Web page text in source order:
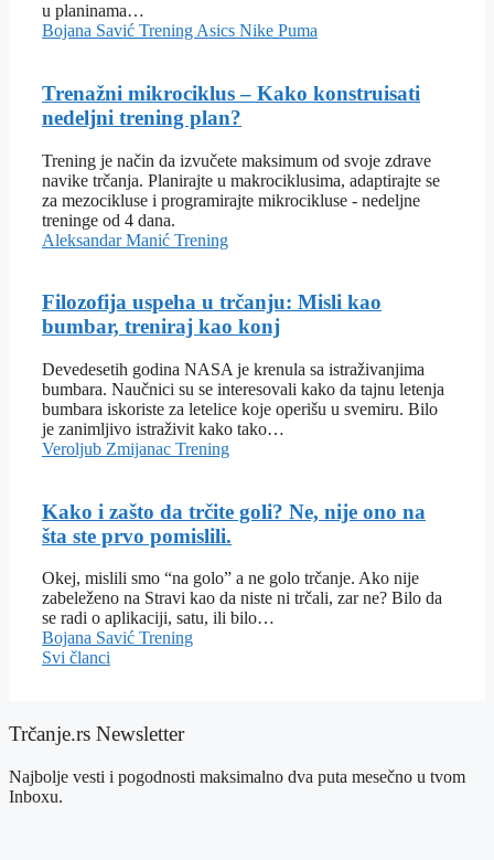
u planinama…
Bojana Savić Trening Asics Nike Puma
Trenažni mikrociklus – Kako konstruisati
nedeljni trening plan?
Trening je način da izvučete maksimum od svoje zdrave
navike trčanja. Planirajte u makrociklusima, adaptirajte se
za mezocikluse i programirajte mikrocikluse - nedeljne
treninge od 4 dana.
Aleksandar Manić Trening
Filozofija uspeha u trčanju: Misli kao
bumbar, treniraj kao konj
Devedesetih godina NASA je krenula sa istraživanjima
bumbara. Naučnici su se interesovali kako da tajnu letenja
bumbara iskoriste za letelice koje operišu u svemiru. Bilo
je zanimljivo istraživit kako tako…
Veroljub Zmijanac Trening
Kako i zašto da trčite goli? Ne, nije ono na
šta ste prvo pomislili.
Okej, mislili smo “na golo” a ne golo trčanje. Ako nije
zabeleženo na Stravi kao da niste ni trčali, zar ne? Bilo da
se radi o aplikaciji, satu, ili bilo…
Bojana Savić Trening
Svi članci
Trčanje.rs Newsletter
Najbolje vesti i pogodnosti maksimalno dva puta mesečno u tvom
Inboxu.